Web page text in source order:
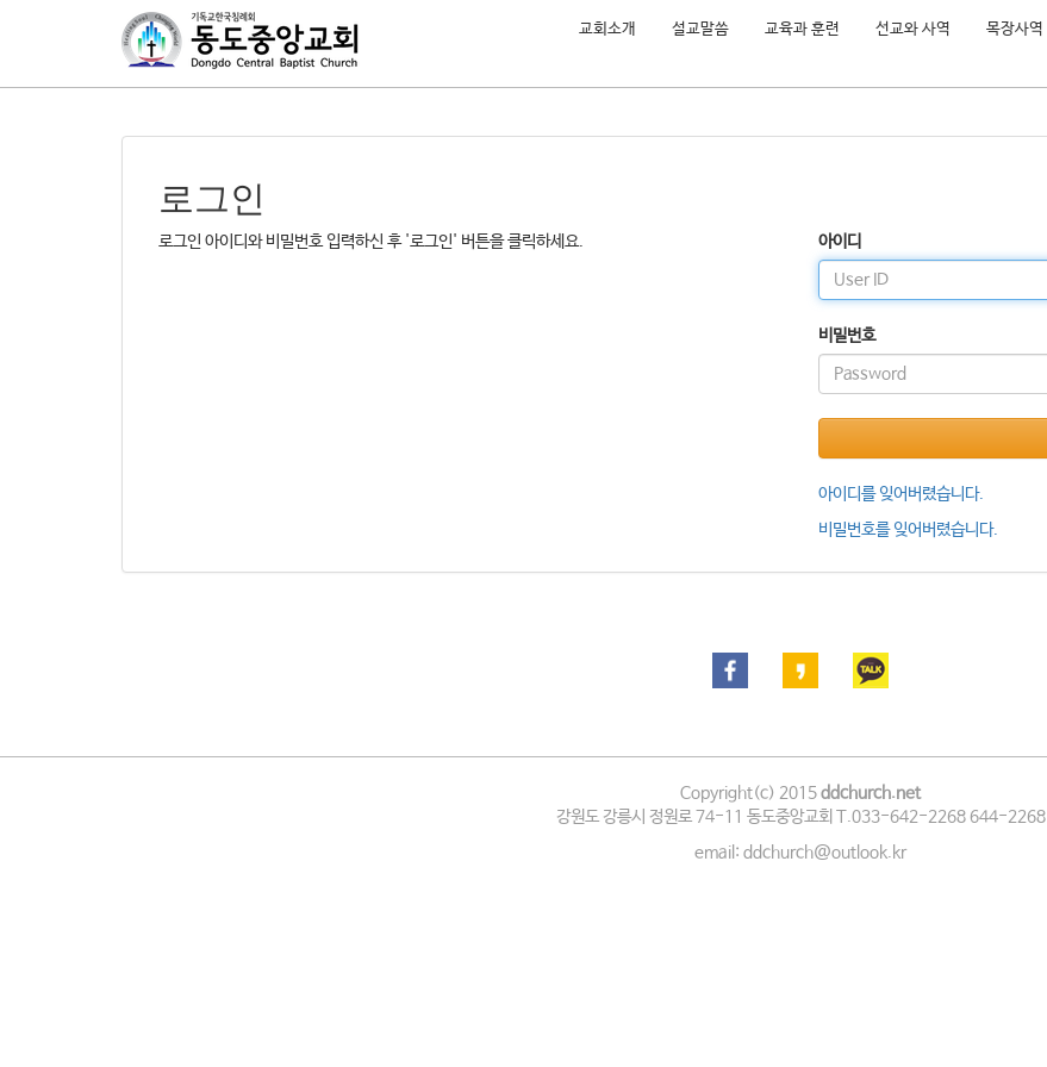
교회소개 설교말씀 교육과 훈련 선교와 사역 목장사역
로그인
로그인 아이디와 비밀번호 입력하신 후 '로그인' 버튼을 클릭하세요. 아이디
비밀번호
아이디를 잊어버렸습니다.
비밀번호를 잊어버렸습니다.
Copyright(c) 2015ddchurch.net
강원도 강릉시 정원로 74-11 동도중앙교회 T.033-642-2268 644-2268
email: ddchurch@outlook.kr